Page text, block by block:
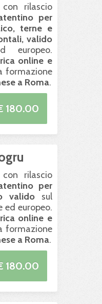
rilascio
per
terne e
valido
europeo.
online e
formazione
a Roma.
180.00
rilascio
per
validosul
ed europeo.
online e
formazione
a Roma.
180.00